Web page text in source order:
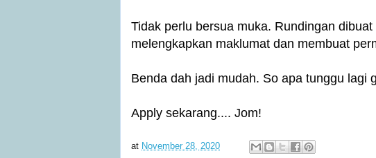
Tidak perlu bersua muka. Rundingan
melengkapkan maklumat dan membuat
Benda dah jadi mudah. So apa tunggu lagi
Apply sekarang.... Jom!
at November 28, 2020